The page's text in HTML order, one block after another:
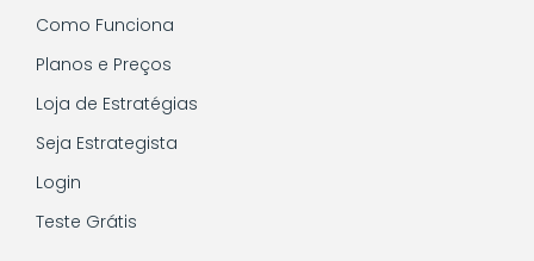
Como Funciona
Planos e Preços
Loja de Estratégias
Seja Estrategista
Login
Teste Grátis